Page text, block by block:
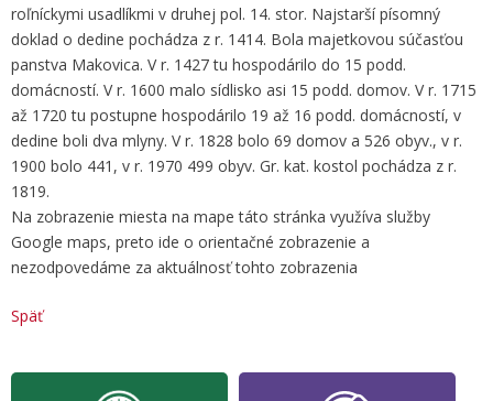
roľníckymi usadlíkmi v druhej pol. 14. stor. Najstarší písomný
doklad o dedine pochádza z r. 1414. Bola majetkovou súčasťou
panstva Makovica. V r. 1427 tu hospodárilo do 15 podd.
domácností. V r. 1600 malo sídlisko asi 15 podd. domov. V r. 1715
až 1720 tu postupne hospodárilo 19 až 16 podd. domácností, v
dedine boli dva mlyny. V r. 1828 bolo 69 domov a 526 obyv., v r.
1900 bolo 441, v r. 1970 499 obyv. Gr. kat. kostol pochádza z r.
1819.
Na zobrazenie miesta na mape táto stránka využíva služby
Google maps, preto ide o orientačné zobrazenie a
nezodpovedáme za aktuálnosť tohto zobrazenia
Späť